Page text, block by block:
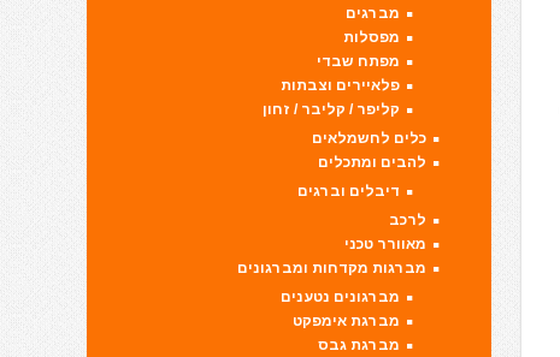
מברגים
מפסלות
מפתח שבדי
פלאיירים וצבתות
קליפר / קליבר / זחון
כלים לחשמלאים
להבים ומתכלים
דיבלים וברגים
לרכב
מאוורר טכני
מברגות מקדחות ומברגונים
מברגונים נטענים
מברגת אימפקט
מברגת גבס